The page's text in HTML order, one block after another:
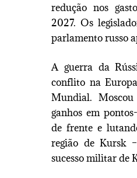
redução nos
2027. Os
parlamento russo
A guerra da
conflito na
Mundial.
ganhos em
de frente e
região de Kursk
sucesso militar de